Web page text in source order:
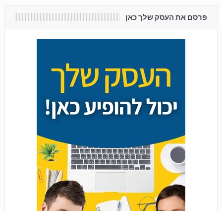
פרסם את העסק שלך כאן